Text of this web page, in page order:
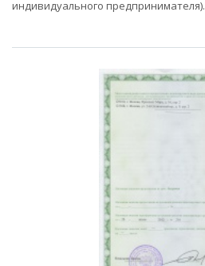
индивидуального предпринимателя).